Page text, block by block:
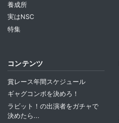
養成所
実はNSC
特集
コンテンツ
賞レース年間スケジュール
ギャグコンボを決めろ！
ラビット！の出演者をガチャで
決めたら...